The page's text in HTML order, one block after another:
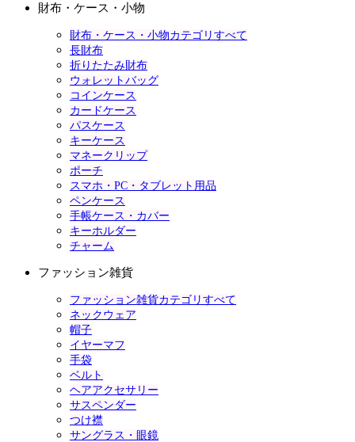
財布・ケース・小物
財布・ケース・小物カテゴリすべて
長財布
折りたたみ財布
ウォレットバッグ
コインケース
カードケース
パスケース
キーケース
マネークリップ
ポーチ
スマホ・PC・タブレット用品
ペンケース
手帳ケース・カバー
キーホルダー
チャーム
ファッション雑貨
ファッション雑貨カテゴリすべて
ネックウェア
帽子
イヤーマフ
手袋
ベルト
ヘアアクセサリー
サスペンダー
つけ襟
サングラス・眼鏡